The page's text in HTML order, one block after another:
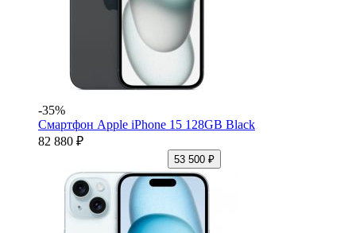
-35%
Смартфон Apple iPhone 15 128GB Black
82 880 ₽
53 500 ₽